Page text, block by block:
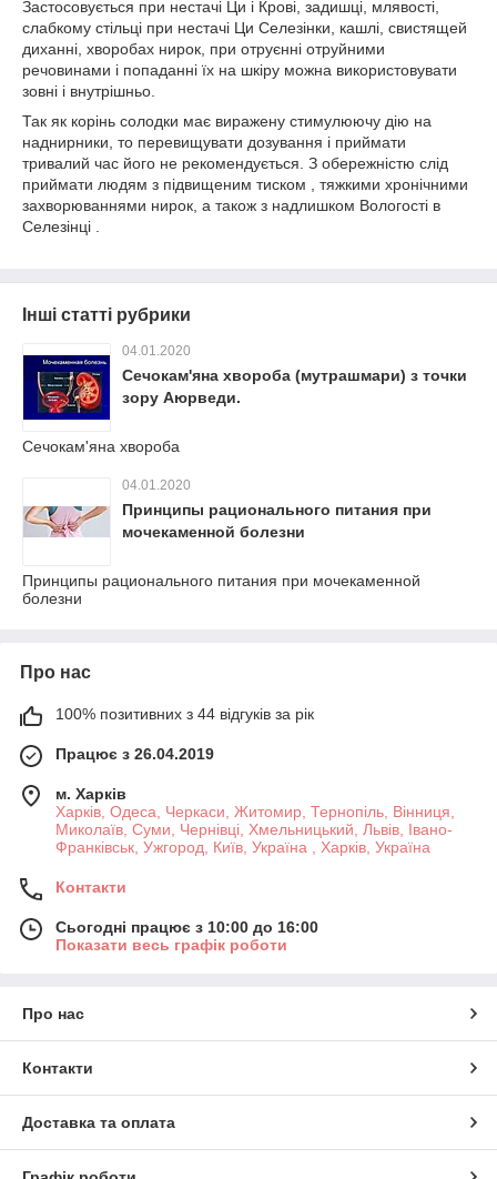
Застосовується при нестачі Ци і Крові, задишці, млявості,
слабкому стільці при нестачі Ци Селезінки, кашлі, свистящей
диханні, хворобах нирок, при отруєнні отруйними
речовинами і попаданні їх на шкіру можна використовувати
зовні і внутрішньо.
Так як корінь солодки має виражену стимулюючу дію на
наднирники, то перевищувати дозування і приймати
тривалий час його не рекомендується. З обережністю слід
приймати людям з підвищеним тиском , тяжкими хронічними
захворюваннями нирок, а також з надлишком Вологості в
Селезінці .
Інші статті рубрики
04.01.2020
Сечокам'яна хвороба (мутрашмари) з точки
зору Аюрведи.
Сечокам'яна хвороба
04.01.2020
Принципы рационального питания при
мочекаменной болезни
Принципы рационального питания при мочекаменной
болезни
Про нас
100% позитивних з 44 відгуків за рік
Працює з 26.04.2019
м. Харків
Харків, Одеса, Черкаси, Житомир, Тернопіль, Вінниця,
Миколаїв, Суми, Чернівці, Хмельницький, Львів, Івано-
Франківськ, Ужгород, Київ, Україна , Харків, Україна
Контакти
Сьогодні працює з 10:00 до 16:00
Показати весь графік роботи
Про нас
Контакти
Доставка та оплата